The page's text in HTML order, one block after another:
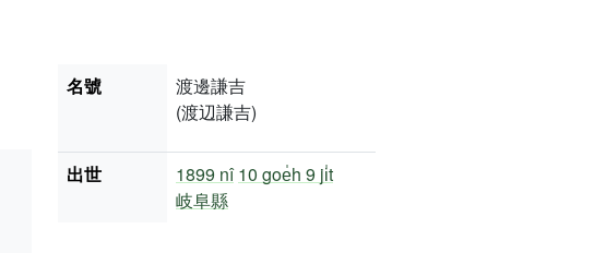
名號
渡邊謙吉
(渡辺謙吉)
出世 1899 nî 10 goe̍h 9 ji̍t
岐阜縣